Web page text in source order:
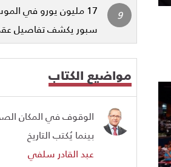
17 مليون يورو في
سبور يكشف تفاصيل
مواضيع الكتاب
الوقوف في المكان
بينما يُكتب التاريخ
عبد القادر سلفي